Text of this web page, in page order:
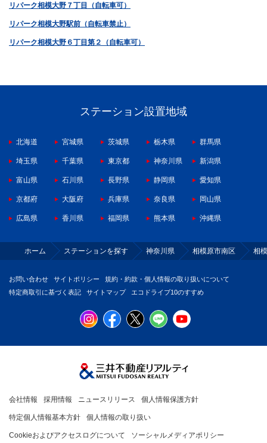
リパーク相模大野７丁目（自転車可）
リパーク相模大野駅前（自転車禁止）
リパーク相模大野６丁目第２（自転車可）
ステーション設置地域
北海道 宮城県 茨城県 栃木県 群馬県
埼玉県 千葉県 東京都 神奈川県 新潟県
富山県 石川県 長野県 静岡県 愛知県
京都府 大阪府 兵庫県 奈良県 岡山県
広島県 香川県 福岡県 熊本県 沖縄県
ホーム ステーションを探す 神奈川県 相模原市南区 相
お問い合わせ サイトポリシー
規約・約款・個人情報の取り扱いについて
特定商取引に基づく表記
サイトマップ エコドライブ10のすすめ
会社情報 採用情報 ニュースリリース 個人情報保護方針
特定個人情報基本方針 個人情報の取り扱い
Cookieおよびアクセスログについて ソーシャルメディアポリシー